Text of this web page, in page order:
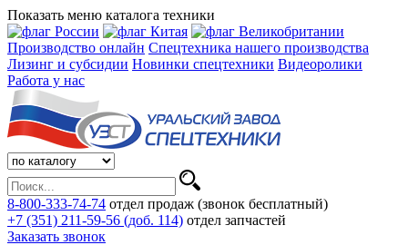
Показать меню каталога техники
Производство онлайн Спецтехника нашего производства
Лизинг и субсидии Новинки спецтехники Видеоролики
Работа у нас
8-800-333-74-74 отдел продаж (звонок бесплатный)
+7 (351) 211-59-56 (доб. 114) отдел запчастей
Заказать звонок